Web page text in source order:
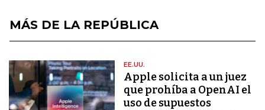
MÁS DE LA REPÚBLICA
EE.UU.
Apple solicita a un juez
que prohíba a OpenAI el
uso de supuestos